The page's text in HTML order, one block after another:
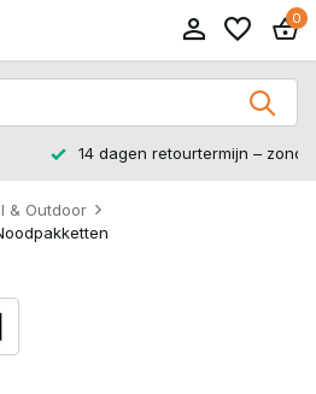
0
– zonder gedoe, zonder stress.
& Outdoor